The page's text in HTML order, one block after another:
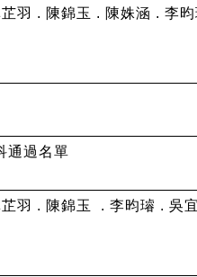
羽 . 陳錦玉 . 陳姝涵 . 李
通過名單
羽 . 陳錦玉 . 李昀璿 . 吳